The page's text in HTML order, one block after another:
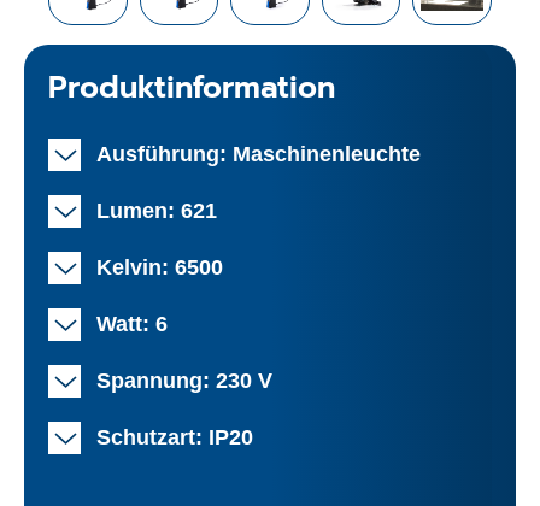
Produktinformation
Ausführung: Maschinenleuchte
Lumen: 621
Kelvin: 6500
Watt: 6
Spannung: 230 V
Schutzart: IP20